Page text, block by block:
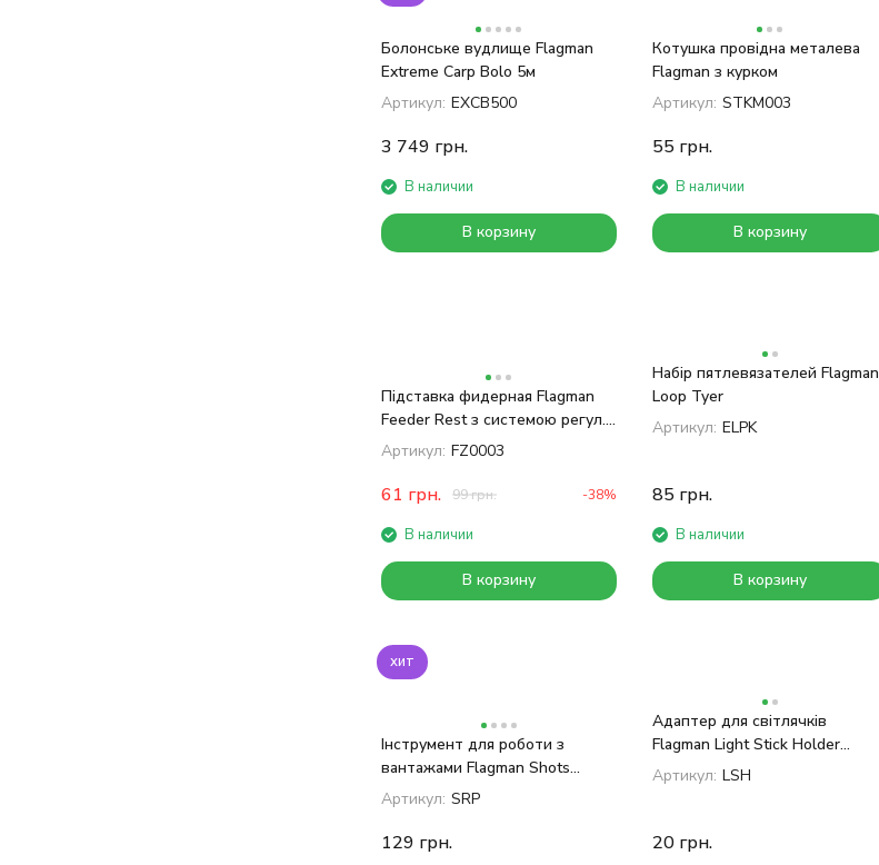
Болонське вудлище Flagman
Extreme Carp Bolo 5м
Артикул: EXCB500
3 749 грн.
В наличии
В корзину
Котушка провідна металева
Flagman з курком
Артикул: STKM003
55 грн.
В наличии
В корзину
Підставка фидерная Flagman
Feeder Rest з системою регул.
кута
Артикул: FZ0003
61 грн. 99грн. -38%
В наличии
В корзину
Набір пятлевязателей Flagman
Loop Tyer
Артикул: ELPK
85 грн.
В наличии
В корзину
хит
Інструмент для роботи з
вантажами Flagman Shots
Remover Plier
Артикул: SRP
129 грн.
Адаптер для світлячків
Flagman Light Stick Holder
4.5mm
Артикул: LSH
20 грн.